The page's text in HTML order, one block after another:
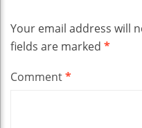
Your email address will
fields are marked *
Comment*